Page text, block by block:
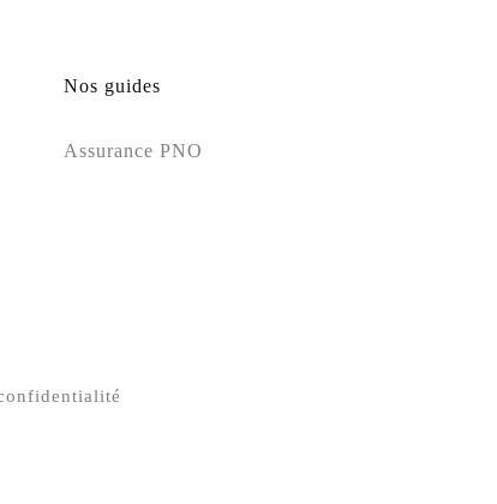
Nos guides
Assurance PNO